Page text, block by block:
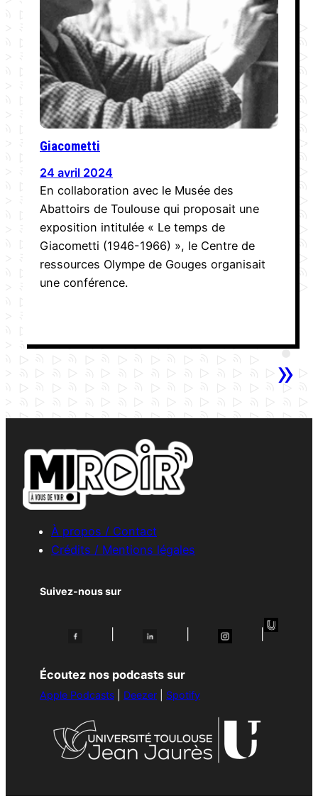
Giacometti
24 avril 2024
En collaboration avec le Musée des
Abattoirs de Toulouse qui proposait une
exposition intitulée « Le temps de
Giacometti (1946-1966) », le Centre de
ressources Olympe de Gouges organisait
une conférence.
»
À propos / Contact
Crédits / Mentions légales
Suivez-nous sur
Écoutez nos podcasts sur
Apple Podcasts Deezer Spotify